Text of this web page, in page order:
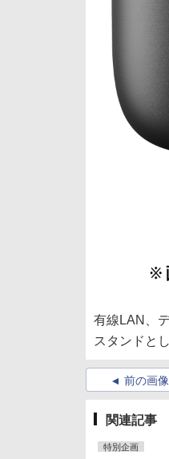
有線LAN、
スタンドと
前の画像
関連記事
特別企画